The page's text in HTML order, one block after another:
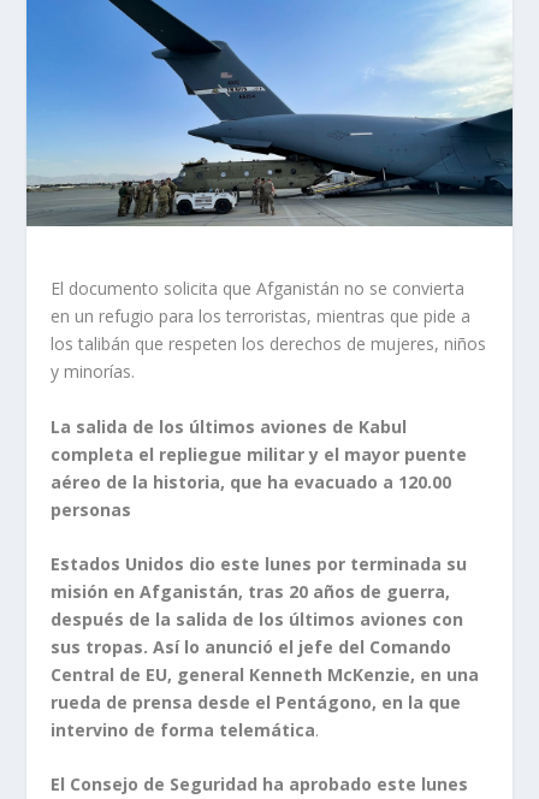
El documento solicita que Afganistán no se convierta
en un refugio para los terroristas, mientras que pide a
los talibán que respeten los derechos de mujeres, niños
y minorías.
La salida de los últimos aviones de Kabul
completa el repliegue militar y el mayor puente
aéreo de la historia, que ha evacuado a 120.00
personas
Estados Unidos dio este lunes por terminada su
misión en Afganistán, tras 20 años de guerra,
después de la salida de los últimos aviones con
sus tropas. Así lo anunció el jefe del Comando
Central de EU, general Kenneth McKenzie, en una
rueda de prensa desde el Pentágono, en la que
intervino de forma telemática.
El Consejo de Seguridad ha aprobado este lunes